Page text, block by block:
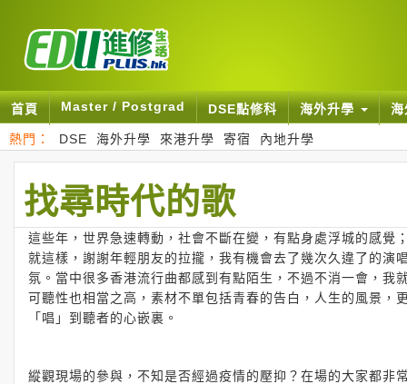
首頁 Master / Postgrad DSE點修科 海外升學
熱門： DSE 海外升學 來港升學 寄宿 內地升學
找尋時代的歌
這些年，世界急速轉動，社會不斷在變，有點身處浮城的感
就這樣，謝謝年輕朋友的拉攏，我有機會去了幾次久違了的
氛。當中很多香港流行曲都感到有點陌生，不過不消一會，
可聽性也相當之高，素材不單包括青春的告白，人生的風景
「唱」到聽者的心嵌裏。
縱觀現場的參與，不知是否經過疫情的壓抑？在場的大家都